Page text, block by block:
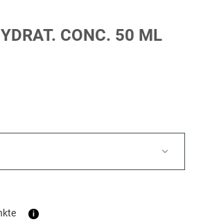
CONC. 50 ML
i